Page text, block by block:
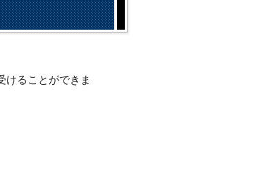
けることができま